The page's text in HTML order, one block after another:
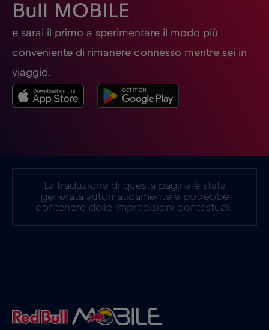
Bull MOBILE
e sarai il primo a sperimentare il modo più
conveniente di rimanere connesso mentre sei in
viaggio.
La traduzione di questa pagina è stata
generata automaticamente e potrebbe
contenere delle imprecisioni contestuali.